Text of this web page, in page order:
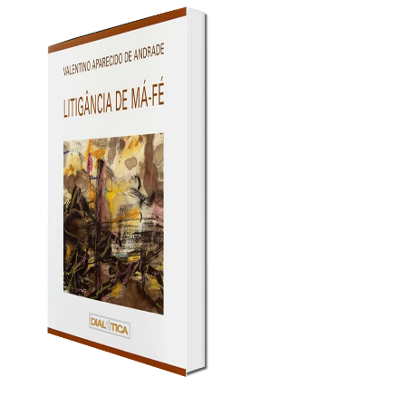
A